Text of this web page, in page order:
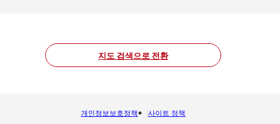
지도 검색으로 전환
개인정보보호정책 사이트 정책